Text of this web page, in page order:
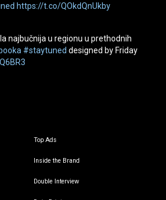
https://t.co/QOkdQnUkby
najbučnija u regionu u prethodnih
#staytuned designed by Friday
Top Ads
Inside the Brand
Double Interview